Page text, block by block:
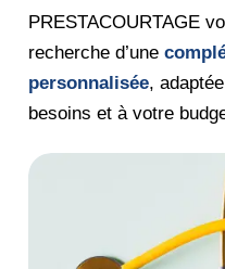
PRESTACOURTAGE
recherche d’une
personnalisée,
besoins et à votre